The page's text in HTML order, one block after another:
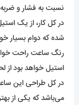
نسبت به فشار و ضربه
در کل کار، از یک
شده که دوام بسیار
رنگ ساعت راحت
استیل خواهد بود
در کل طراحی این
می‌باشد که یکی از